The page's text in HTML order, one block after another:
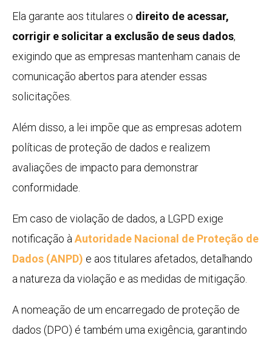
Ela garante aos titulares o direito de acessar,
corrigir e solicitar a exclusão de seus dados,
exigindo que as empresas mantenham canais de
comunicação abertos para atender essas
solicitações.
Além disso, a lei impõe que as empresas adotem
políticas de proteção de dados e realizem
avaliações de impacto para demonstrar
conformidade.
Em caso de violação de dados, a LGPD exige
notificação à Autoridade Nacional de Proteção de
Dados (ANPD) e aos titulares afetados, detalhando
a natureza da violação e as medidas de mitigação.
A nomeação de um encarregado de proteção de
dados (DPO) é também uma exigência, garantindo